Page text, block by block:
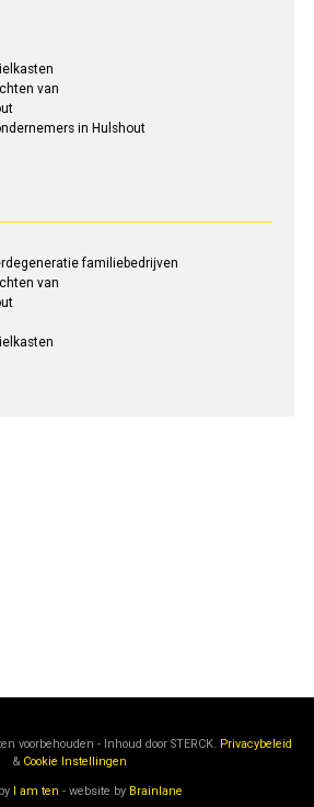
van
in Hulshout
familiebedrijven
van
voorbehouden - Inhoud door STERCK. Privacybeleid
& Cookie Instellingen
I am ten - website by Brainlane